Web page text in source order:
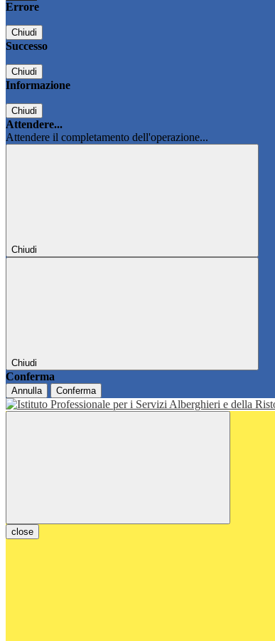
Errore
Chiudi
Successo
Chiudi
Informazione
Chiudi
Attendere...
Attendere il completamento dell'operazione...
Chiudi
Chiudi
Conferma
Annulla Conferma
close